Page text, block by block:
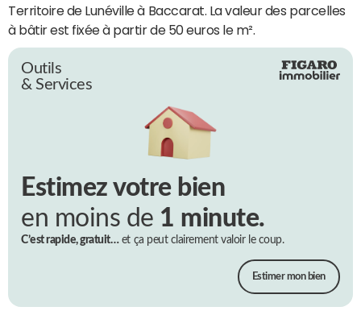
Territoire de Lunéville à Baccarat. La valeur des parcelles
à bâtir est fixée à partir de 50 euros le m².
Outils
& Services
Estimez votre bien
en moins de 1 minute.
C’est rapide, gratuit…et ça peut clairement valoir le coup.
Estimer mon bien